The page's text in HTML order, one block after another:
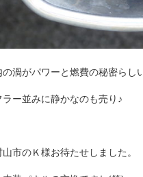
渦がパワーと燃費の秘密らし
ー並みに静かなのも売り♪
市のＫ様お待たせしました。